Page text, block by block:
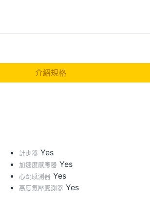
介紹規格
計步器 Yes
加速度感應器 Yes
心跳感測器 Yes
高度氣壓感測器 Yes